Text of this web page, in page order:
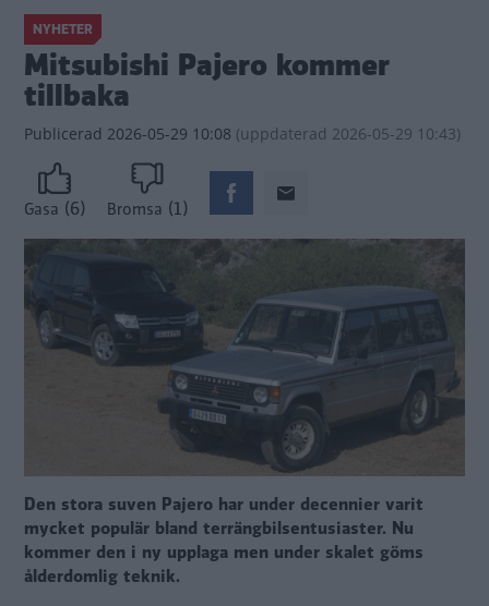
NYHETER
Mitsubishi Pajero kommer
tillbaka
Publicerad 2026-05-29 10:08 (uppdaterad 2026-05-29 10:43)
Gasa (6) Bromsa (1)
Den stora suven Pajero har under decennier varit
mycket populär bland terrängbilsentusiaster. Nu
kommer den i ny upplaga men under skalet göms
ålderdomlig teknik.